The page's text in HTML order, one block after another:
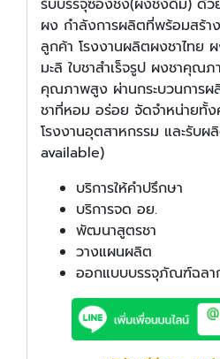
รับบรรจุซองชง(ผงชงดื่ม) ด้ว
ผง กำลังการผลิตที่พร้อมสร้า
ลูกค้า โรงงานผลิตผงชาไทย
มะลิ ใบชาสำเร็จรูป ผงชาคุณ
คุณภาพสูง ผ่านกระบวนการ
ชาที่หอม อร่อย จัดจำหน่ายทั้
โรงงานอุตสาหกรรม และรับ
available)
บริการให้คำปรึกษา
บริการจด อย.
พัฒนาสูตรชา
วางแผนผลิต
ออกแบบบรรจุภัณฑ์ฉลา